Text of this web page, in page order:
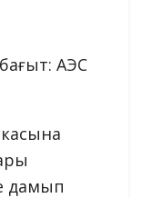
АЭС
дамып